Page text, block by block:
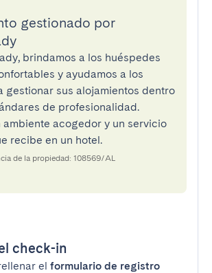
gestionado por
brindamos a los huéspedes
y ayudamos a los
gestionar sus alojamientos dentro
de profesionalidad.
ambiente acogedor y un servicio
recibe en un hotel.
de la propiedad: 108569/AL
check-in
el formulario de registro